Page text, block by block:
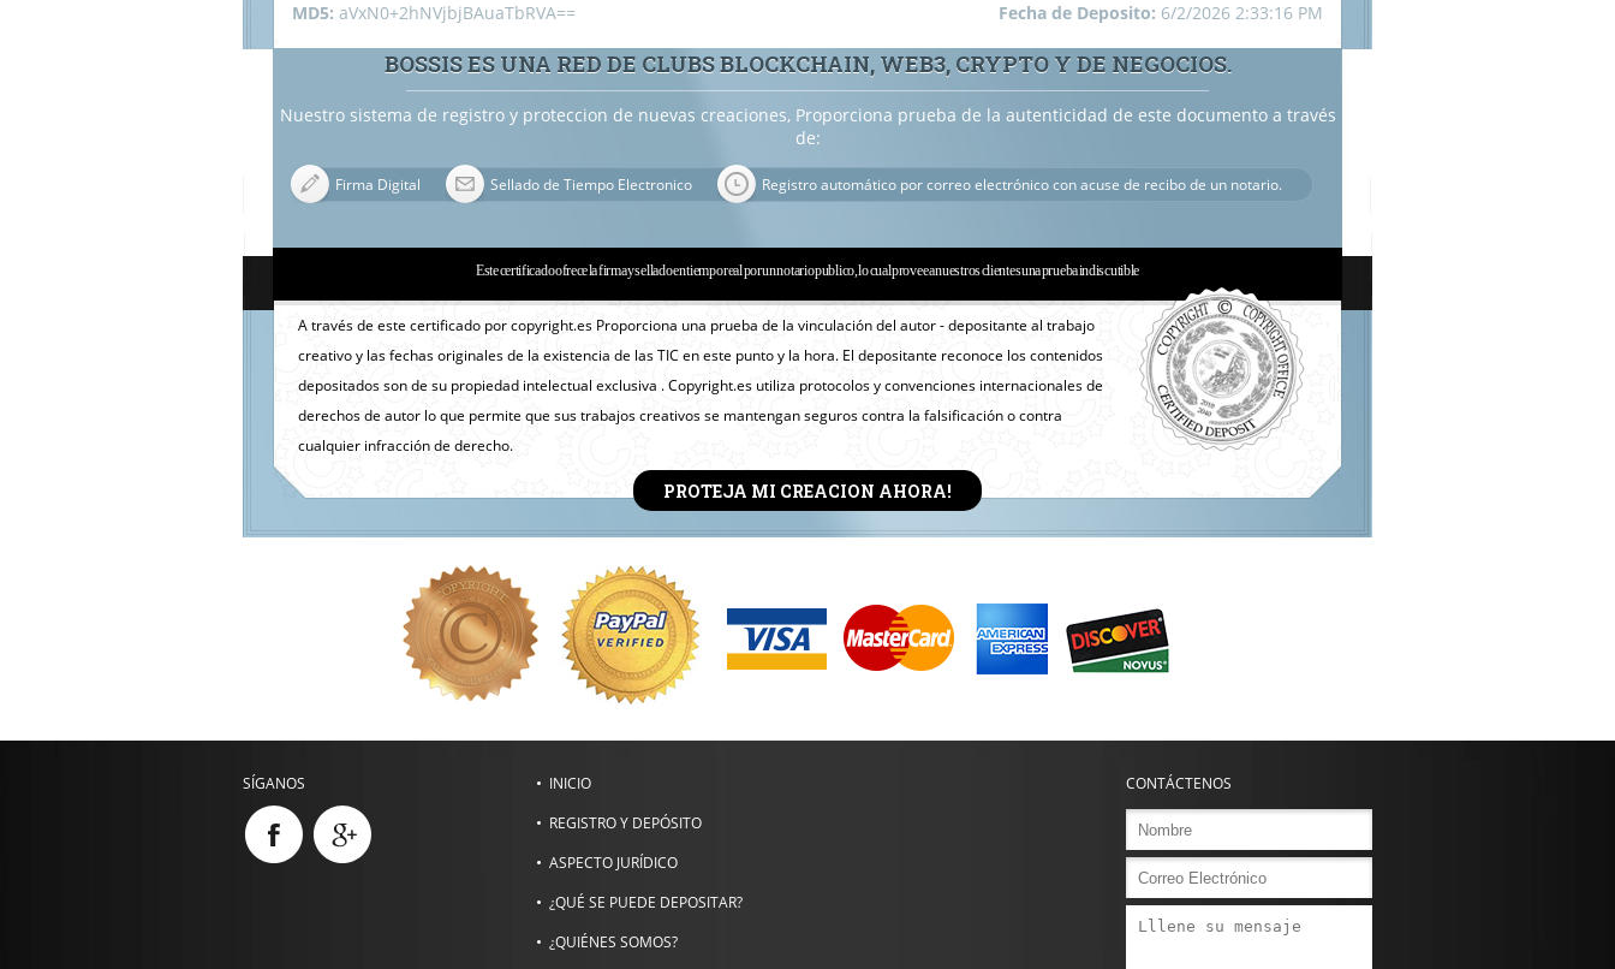
MD5: aVxN0+2hNVjbjBAuaTbRVA==
Fecha de Deposito: 6/2/2026 2:33:16 PM
BOSSIS ES UNA RED DE CLUBS BLOCKCHAIN, WEB3, CRYPTO Y DE NEGOCIOS.
Nuestro sistema de registro y proteccion de nuevas creaciones, Proporciona prueba de la autenticidad de este documento a través
de:
Firma Digital Sellado de Tiempo Electronico Registro automático por correo electrónico con acuse de recibo de un notario.
Este certificado ofrece la firma y sellado en tiempo real por un notario publico, lo cual provee a nuestros clientes una prueba indiscutible
A través de este certificado por copyright.es Proporciona una prueba de la vinculación del autor - depositante al trabajo
creativo y las fechas originales de la existencia de las TIC en este punto y la hora. El depositante reconoce los contenidos
depositados son de su propiedad intelectual exclusiva . Copyright.es utiliza protocolos y convenciones internacionales de
derechos de autor lo que permite que sus trabajos creativos se mantengan seguros contra la falsificación o contra
cualquier infracción de derecho.
PROTEJA MI CREACION AHORA!
SÍGANOS
INICIO
REGISTRO Y DEPÓSITO
ASPECTO JURÍDICO
¿QUÉ SE PUEDE DEPOSITAR?
¿QUIÉNES SOMOS?
CONTÁCTENOS